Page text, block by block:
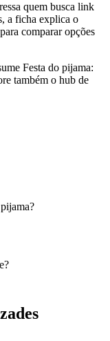
quem busca link
a ficha explica o
comparar opções
Festa do pijama:
também o hub de